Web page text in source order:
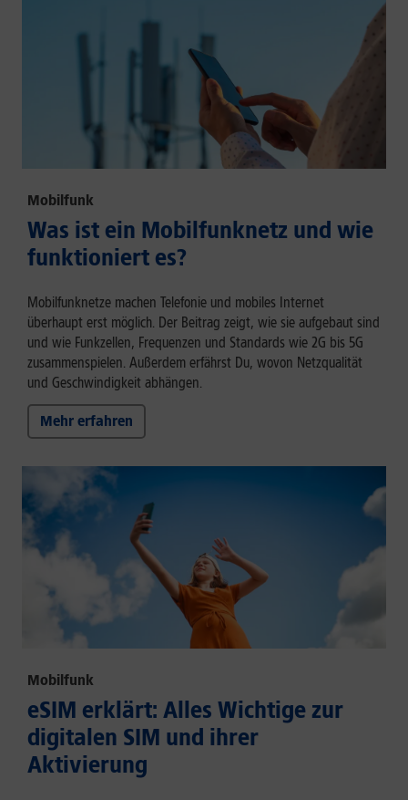
Mobilfunk
Was ist ein Mobilfunknetz und wie
funktioniert es?
Mobilfunknetze machen Telefonie und mobiles Internet
überhaupt erst möglich. Der Beitrag zeigt, wie sie aufgebaut sind
und wie Funkzellen, Frequenzen und Standards wie 2G bis 5G
zusammenspielen. Außerdem erfährst Du, wovon Netzqualität
und Geschwindigkeit abhängen.
Mehr erfahren
Mobilfunk
eSIM erklärt: Alles Wichtige zur
digitalen SIM und ihrer
Aktivierung